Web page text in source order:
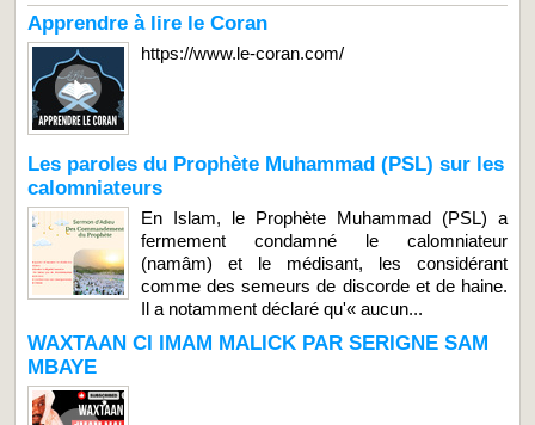
Apprendre à lire le Coran
https://www.le-coran.com/
Les paroles du Prophète Muhammad (PSL) sur les
calomniateurs
En Islam, le Prophète Muhammad (PSL) a
fermement condamné le calomniateur
(namâm) et le médisant, les considérant
comme des semeurs de discorde et de haine.
Il a notamment déclaré qu'« aucun...
WAXTAAN CI IMAM MALICK PAR SERIGNE SAM
MBAYE